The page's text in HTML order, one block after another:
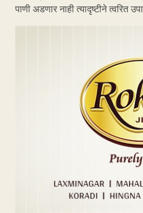
पाणी अडणार नाही त्यादृष्टीने त्वरित